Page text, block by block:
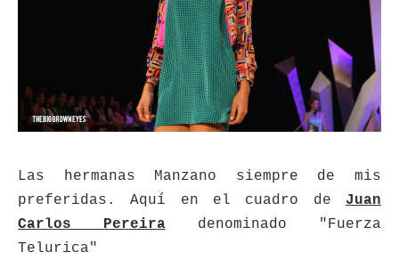
Las hermanas Manzano siempre de mis
preferidas. Aquí en el cuadro de Juan
Carlos Pereira denominado "Fuerza
Telurica"